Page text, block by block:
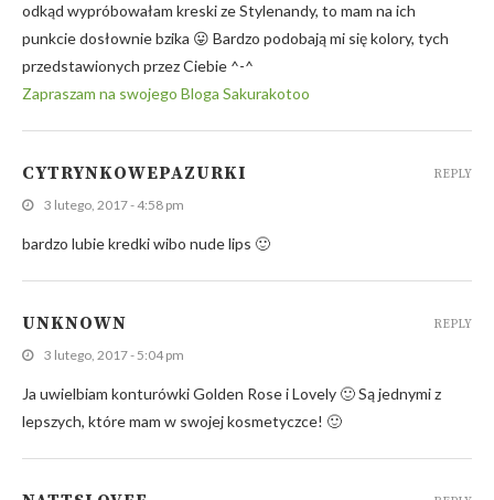
odkąd wypróbowałam kreski ze Stylenandy, to mam na ich
punkcie dosłownie bzika 😛 Bardzo podobają mi się kolory, tych
przedstawionych przez Ciebie ^-^
Zapraszam na swojego Bloga Sakurakotoo
CYTRYNKOWEPAZURKI
3 lutego, 2017 - 4:58 pm
bardzo lubie kredki wibo nude lips 🙂
REPLY
UNKNOWN
3 lutego, 2017 - 5:04 pm
Ja uwielbiam konturówki Golden Rose i Lovely 🙂 Są jednymi z
lepszych, które mam w swojej kosmetyczce! 🙂
REPLY